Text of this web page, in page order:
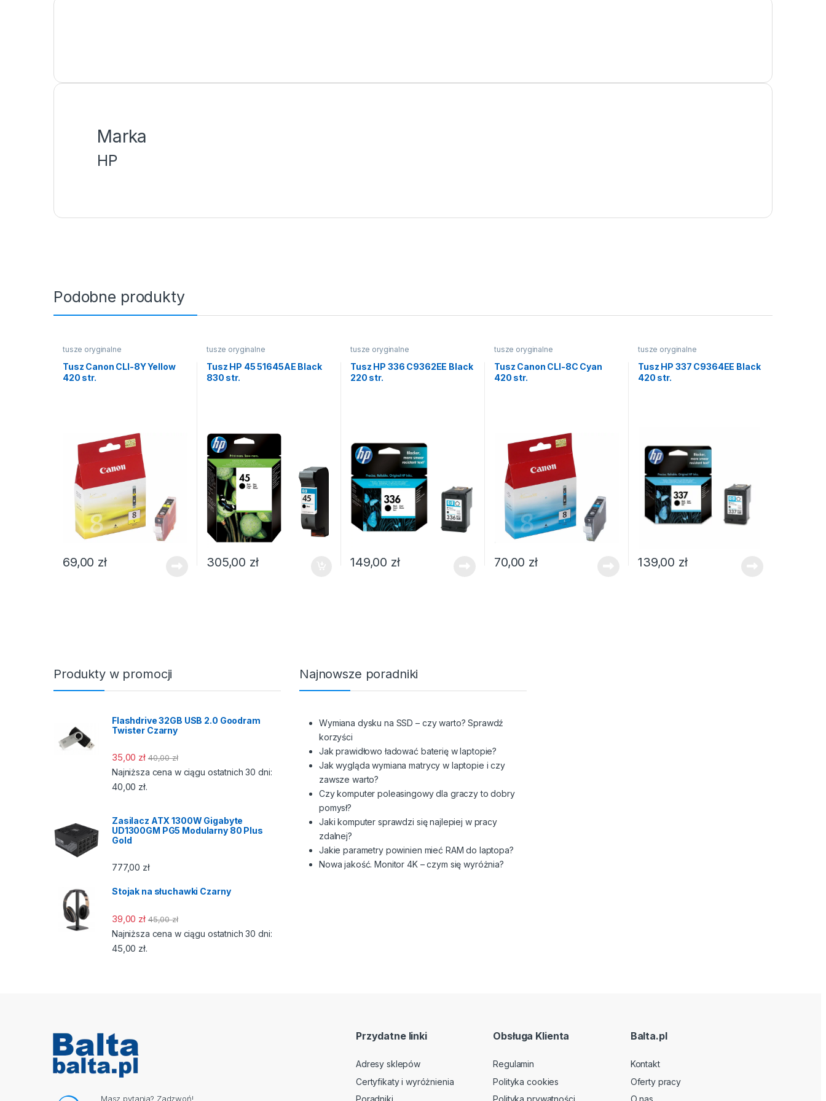
Marka
HP
Podobne produkty
tusze oryginalne
Tusz Canon CLI-8Y Yellow
420 str.
69,00 zł
tusze oryginalne
Tusz HP 45 51645AE Black
830 str.
305,00 zł
tusze oryginalne
Tusz HP 336 C9362EE Black
220 str.
149,00 zł
tusze oryginalne
Tusz Canon CLI-8C Cyan
420 str.
70,00 zł
tusze oryginalne
Tusz HP 337 C9364EE Black
420 str.
139,00 zł
Produkty w promocji
Flashdrive 32GB USB 2.0 Goodram
Twister Czarny
35,00 zł 40,00zł
Najniższa cena w ciągu ostatnich 30 dni:
40,00 zł.
Zasilacz ATX 1300W Gigabyte
UD1300GM PG5 Modularny 80 Plus
Gold
777,00 zł
Stojak na słuchawki Czarny
39,00 zł 45,00zł
Najniższa cena w ciągu ostatnich 30 dni:
45,00 zł.
Najnowsze poradniki
Wymiana dysku na SSD – czy warto? Sprawdź
korzyści
Jak prawidłowo ładować baterię w laptopie?
Jak wygląda wymiana matrycy w laptopie i czy
zawsze warto?
Czy komputer poleasingowy dla graczy to dobry
pomysł?
Jaki komputer sprawdzi się najlepiej w pracy
zdalnej?
Jakie parametry powinien mieć RAM do laptopa?
Nowa jakość. Monitor 4K – czym się wyróżnia?
Masz pytania? Zadzwoń!
Przydatne linki
Adresy sklepów
Certyfikaty i wyróżnienia
Obsługa Klienta
Regulamin
Polityka cookies
Balta.pl
Kontakt
Oferty pracy